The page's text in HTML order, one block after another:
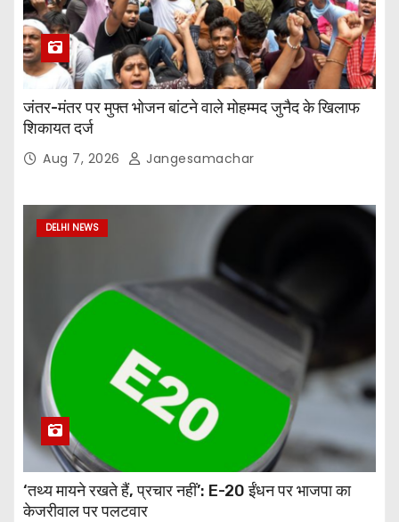
जंतर-मंतर पर मुफ्त भोजन बांटने वाले मोहम्मद जुनैद के खिलाफ
शिकायत दर्ज
Aug 7, 2026 Jangesamachar
DELHI NEWS
‘तथ्य मायने रखते हैं, प्रचार नहीं’: E-20 ईंधन पर भाजपा का
केजरीवाल पर पलटवार